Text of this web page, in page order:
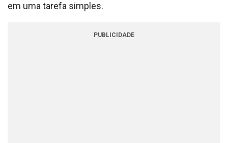
em uma tarefa simples.
PUBLICIDADE